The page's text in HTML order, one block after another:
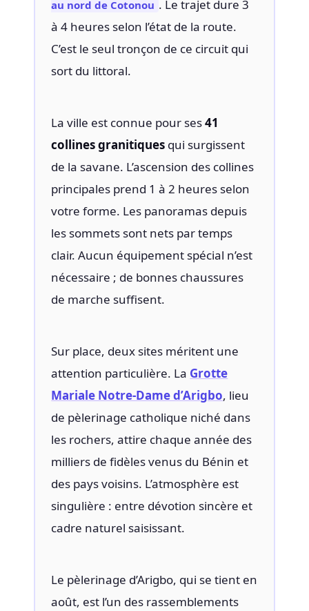
au nord de Cotonou . Le trajet dure 3
à 4 heures selon l’état de la route.
C’est le seul tronçon de ce circuit qui
sort du littoral.
La ville est connue pour ses41
collines granitiques qui surgissent
de la savane. L’ascension des collines
principales prend 1 à 2 heures selon
votre forme. Les panoramas depuis
les sommets sont nets par temps
clair. Aucun équipement spécial n’est
nécessaire ; de bonnes chaussures
de marche suffisent.
Sur place, deux sites méritent une
attention particulière. La Grotte
Mariale Notre-Dame d’Arigbo, lieu
de pèlerinage catholique niché dans
les rochers, attire chaque année des
milliers de fidèles venus du Bénin et
des pays voisins. L’atmosphère est
singulière : entre dévotion sincère et
cadre naturel saisissant.
Le pèlerinage d’Arigbo, qui se tient en
août, est l’un des rassemblements